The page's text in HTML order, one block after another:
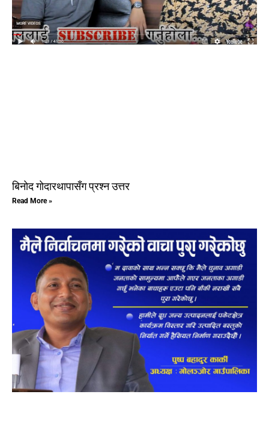
बिनाेद गाेदारथापासँग प्रश्न उत्तर
Read More »